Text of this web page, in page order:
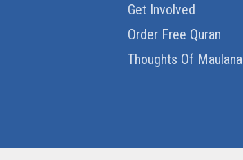
Get Involved
Order Free Quran
Thoughts Of Maulana